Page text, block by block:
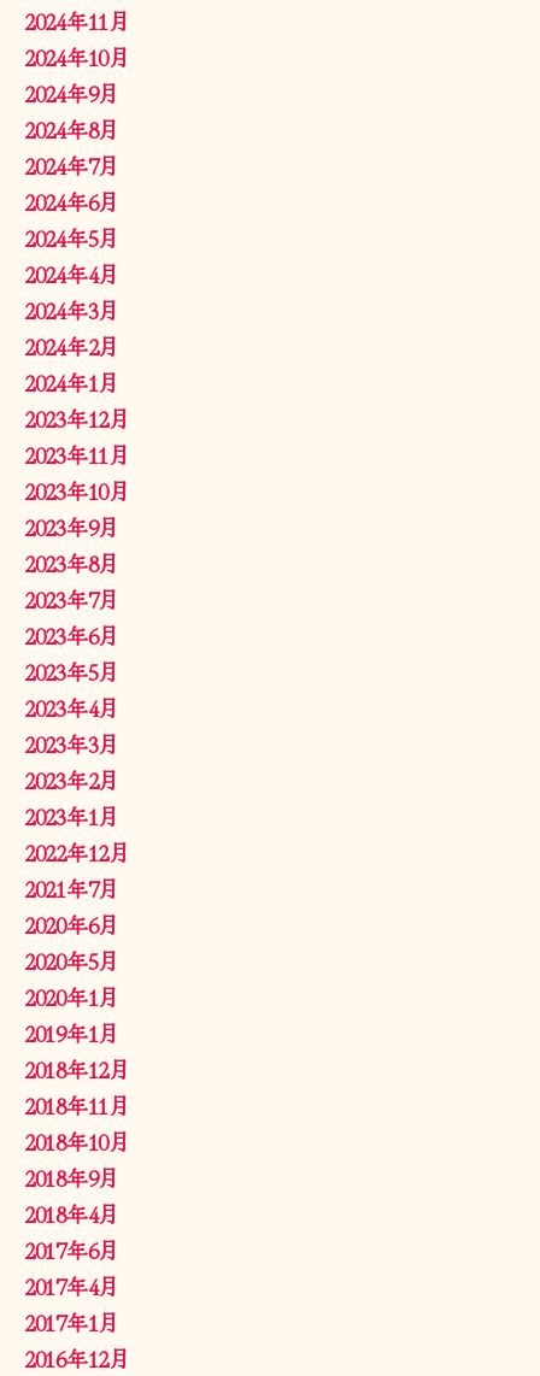
2024年11月
2024年10月
2024年9月
2024年8月
2024年7月
2024年6月
2024年5月
2024年4月
2024年3月
2024年2月
2024年1月
2023年12月
2023年11月
2023年10月
2023年9月
2023年8月
2023年7月
2023年6月
2023年5月
2023年4月
2023年3月
2023年2月
2023年1月
2022年12月
2021年7月
2020年6月
2020年5月
2020年1月
2019年1月
2018年12月
2018年11月
2018年10月
2018年9月
2018年4月
2017年6月
2017年4月
2017年1月
2016年12月